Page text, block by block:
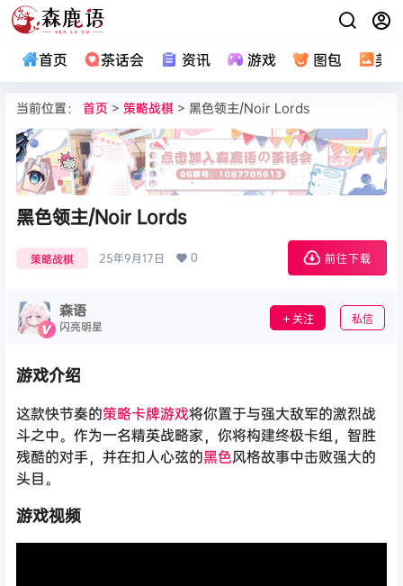
首页 茶话会 资讯 游戏 图包 美
当前位置： 首页 > 策略战棋 > 黑色领主/Noir Lords
黑色领主/Noir Lords
策略战棋 25年9月17日 0 前往下载
森语
闪亮明星 关注 私信
游戏介绍
这款快节奏的策略卡牌游戏将你置于与强大敌军的激烈战
斗之中。作为一名精英战略家，你将构建终极卡组，智胜
残酷的对手，并在扣人心弦的黑色风格故事中击败强大的
头目。
游戏视频